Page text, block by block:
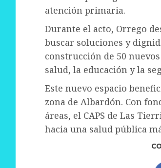
atención primaria.
Durante el acto, Orrego
buscar soluciones y
construcción de 50
salud, la educación y la
Este nuevo espacio
zona de Albardón. Con
áreas, el CAPS de Las
hacia una salud pública